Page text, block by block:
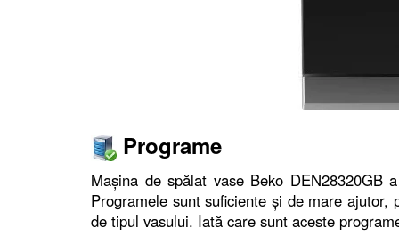
Programe
Maşina de spălat vase Beko
Programele sunt suficiente şi de mare
de tipul vasului. Iată care sunt aceste